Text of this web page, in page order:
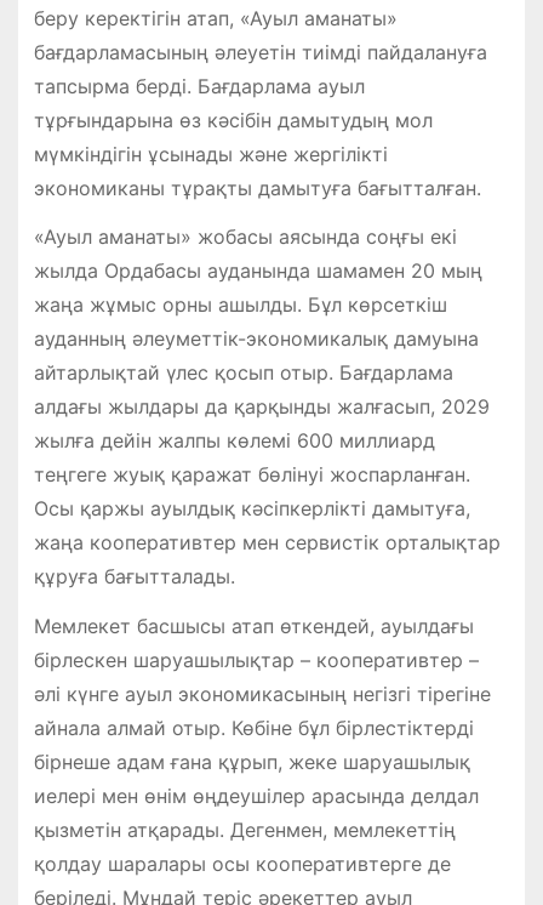
беру керектігін атап, «Ауыл аманаты»
бағдарламасының әлеуетін тиімді пайдалануға
тапсырма берді. Бағдарлама ауыл
тұрғындарына өз кәсібін дамытудың мол
мүмкіндігін ұсынады және жергілікті
экономиканы тұрақты дамытуға бағытталған.
«Ауыл аманаты» жобасы аясында соңғы екі
жылда Ордабасы ауданында шамамен 20 мың
жаңа жұмыс орны ашылды. Бұл көрсеткіш
ауданның әлеуметтік-экономикалық дамуына
айтарлықтай үлес қосып отыр. Бағдарлама
алдағы жылдары да қарқынды жалғасып, 2029
жылға дейін жалпы көлемі 600 миллиард
теңгеге жуық қаражат бөлінуі жоспарланған.
Осы қаржы ауылдық кәсіпкерлікті дамытуға,
жаңа кооперативтер мен сервистік орталықтар
құруға бағытталады.
Мемлекет басшысы атап өткендей, ауылдағы
бірлескен шаруашылықтар – кооперативтер –
әлі күнге ауыл экономикасының негізгі тірегіне
айнала алмай отыр. Көбіне бұл бірлестіктерді
бірнеше адам ғана құрып, жеке шаруашылық
иелері мен өнім өңдеушілер арасында делдал
қызметін атқарады. Дегенмен, мемлекеттің
қолдау шаралары осы кооперативтерге де
беріледі. Мұндай теріс әрекеттер ауыл